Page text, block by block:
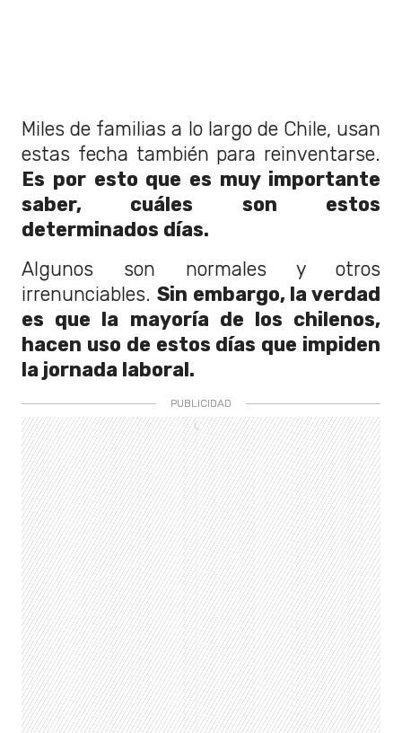
Miles de familias a lo largo de Chile, usan
estas fecha también para reinventarse.
Es por esto que es muy importante
saber, cuáles son estos
determinados días.
Algunos son normales y otros
irrenunciables. Sin embargo, la verdad
es que la mayoría de los chilenos,
hacen uso de estos días que impiden
la jornada laboral.